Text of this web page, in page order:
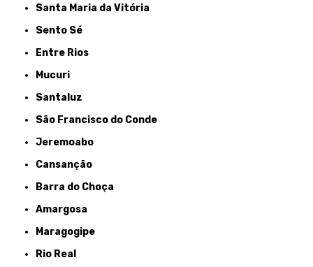
Santa Maria da Vitória
Sento Sé
Entre Rios
Mucuri
Santaluz
São Francisco do Conde
Jeremoabo
Cansanção
Barra do Choça
Amargosa
Maragogipe
Rio Real